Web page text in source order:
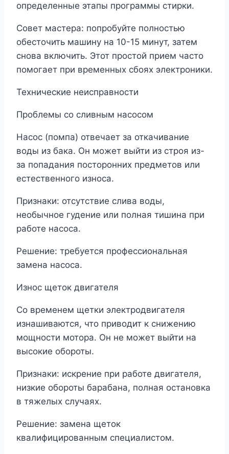
определенные этапы программы стирки.
Совет мастера: попробуйте полностью
обесточить машину на 10-15 минут, затем
снова включить. Этот простой прием часто
помогает при временных сбоях электроники.
Технические неисправности
Проблемы со сливным насосом
Насос (помпа) отвечает за откачивание
воды из бака. Он может выйти из строя из-
за попадания посторонних предметов или
естественного износа.
Признаки: отсутствие слива воды,
необычное гудение или полная тишина при
работе насоса.
Решение: требуется профессиональная
замена насоса.
Износ щеток двигателя
Со временем щетки электродвигателя
изнашиваются, что приводит к снижению
мощности мотора. Он не может выйти на
высокие обороты.
Признаки: искрение при работе двигателя,
низкие обороты барабана, полная остановка
в тяжелых случаях.
Решение: замена щеток
квалифицированным специалистом.